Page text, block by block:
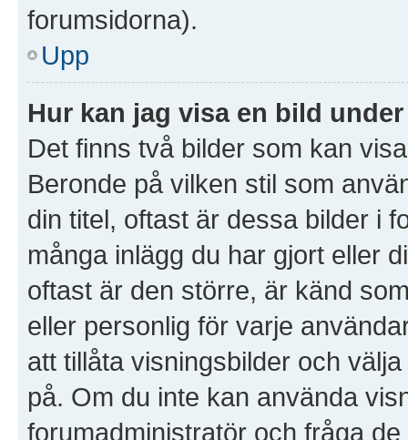
forumsidorna).
Upp
Hur kan jag visa en bild
Det finns två bilder som kan
Beronde på vilken stil som
din titel, oftast är dessa bilder i
många inlägg du har gjort eller
oftast är den större, är känd
eller personlig för varje
att tillåta visningsbilder och
på. Om du inte kan använda
forumadministratör och fråga